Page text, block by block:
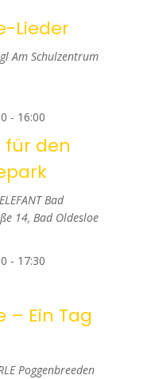
n
Lieder
Am Schulzentrum
- 16:00
für den
Bad
14, Bad Oldesloe
- 17:30
– Ein Tag
Poggenbreeden